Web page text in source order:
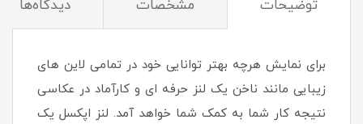
توضیحات مشخصات دیدگاه‌ها
برای نمایش هرچه بهتر توانایی خود در تمامی لاین های
زیبایی مانند ناخن یک لنز حرفه ای و کارآماد در عکاسی
نتیجه کار شما به کمک شما خواهد آمد. لنز اپکسل یک